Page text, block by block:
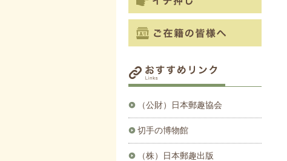
（公財）日本郵趣協会
切手の博物館
（株）日本郵趣出版